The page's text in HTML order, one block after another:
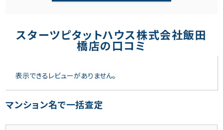
スターツピタットハウス株式会社飯田
橋店の口コミ
表示できるレビューがありません。
マンション名で一括査定